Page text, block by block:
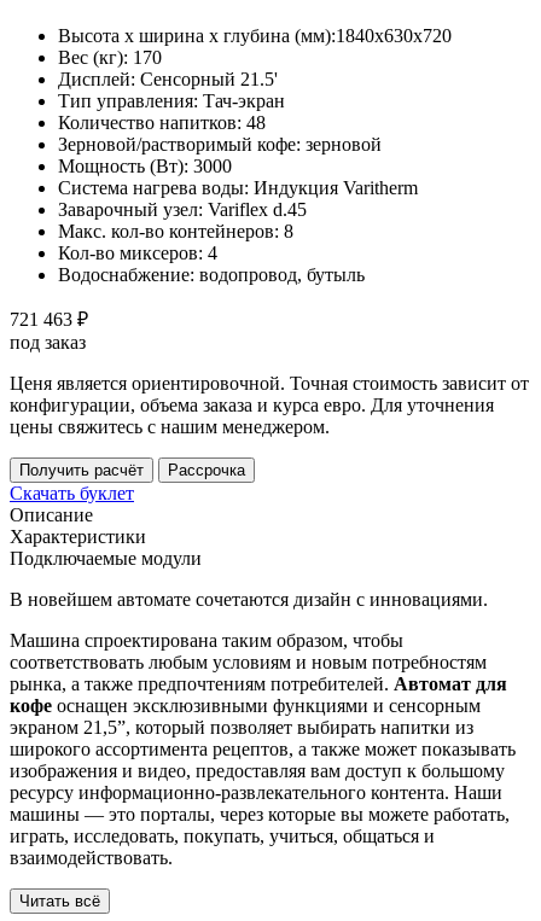
Высота х ширина х глубина (мм):1840х630х720
Вес (кг): 170
Дисплей: Сенсорный 21.5'
Тип управления: Тач-экран
Количество напитков: 48
Зерновой/растворимый кофе: зерновой
Мощность (Вт): 3000
Система нагрева воды: Индукция Varitherm
Заварочный узел: Variflex d.45
Макс. кол-во контейнеров: 8
Кол-во миксеров: 4
Водоснабжение: водопровод, бутыль
721 463 ₽
под заказ
Ценя является ориентировочной. Точная стоимость зависит от
конфигурации, объема заказа и курса евро. Для уточнения
цены свяжитесь с нашим менеджером.
Получить расчёт Рассрочка
Скачать буклет
Описание
Характеристики
Подключаемые модули
В новейшем автомате сочетаются дизайн с инновациями.
Машина спроектирована таким образом, чтобы
соответствовать любым условиям и новым потребностям
рынка, а также предпочтениям потребителей. Автомат для
кофе оснащен эксклюзивными функциями и сенсорным
экраном 21,5”, который позволяет выбирать напитки из
широкого ассортимента рецептов, а также может показывать
изображения и видео, предоставляя вам доступ к большому
ресурсу информационно-развлекательного контента. Наши
машины — это порталы, через которые вы можете работать,
играть, исследовать, покупать, учиться, общаться и
взаимодействовать.
Читать всё